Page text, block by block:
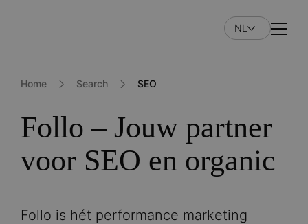
inhoud
NL
Home Search SEO
Follo – Jouw partner
voor SEO en organic
Follo is hét performance marketing